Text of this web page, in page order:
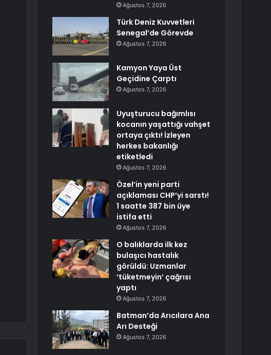
Ağustos 7, 2026
Türk Deniz Kuvvetleri
Senegal’de Görevde
Ağustos 7, 2026
Kamyon Yaya Üst
Geçidine Çarptı
Ağustos 7, 2026
Uyuşturucu bağımlısı
kocanın yaşattığı vahşet
ortaya çıktı! İzleyen
herkes bakanlığı
etiketledi
Ağustos 7, 2026
Özel’in yeni parti
açıklaması CHP’yi sarstı!
1 saatte 387 bin üye
istifa etti
Ağustos 7, 2026
O balıklarda ilk kez
bulaşıcı hastalık
görüldü: Uzmanlar
‘tüketmeyin’ çağrısı
yaptı
Ağustos 7, 2026
Batman’da Arıcılara Ana
Arı Desteği
Ağustos 7, 2026